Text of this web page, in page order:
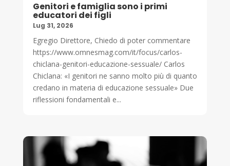
Genitori e famiglia sono i primi
educatori dei figli
Lug 31, 2026
Egregio Direttore, Chiedo di poter commentare
https://www.omnesmag.com/it/focus/carlos-
chiclana-genitori-educazione-sessuale/ Carlos
Chiclana: «I genitori ne sanno molto più di quanto
credano in materia di educazione sessuale» Due
riflessioni fondamentali e...